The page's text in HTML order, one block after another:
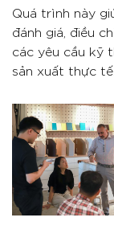
Quá trình này
đánh giá, điều
các yêu cầu kỹ
sản xuất thực tế.